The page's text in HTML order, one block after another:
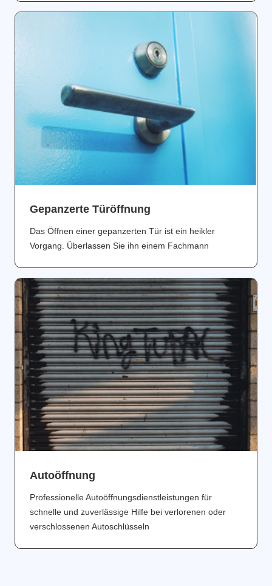
Gepanzerte Türöffnung
Das Öffnen einer gepanzerten Tür ist ein heikler
Vorgang. Überlassen Sie ihn einem Fachmann
Аutoöffnung
Professionelle Autoöffnungsdienstleistungen für
schnelle und zuverlässige Hilfe bei verlorenen oder
verschlossenen Autoschlüsseln